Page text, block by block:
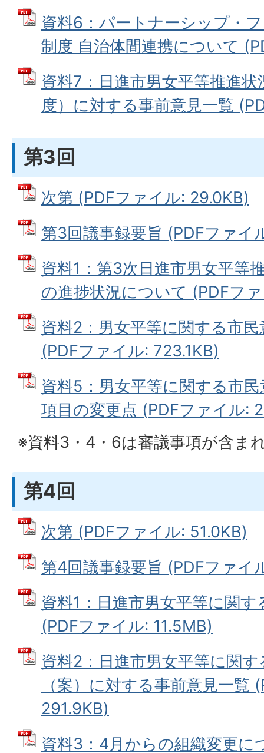
資料6：パートナーシップ・
制度 自治体間連携について
資料7：日進市男女平等推進
度）に対する事前意見一覧
第3回
次第 (PDFファイル: 29.0KB)
第3回議事録要旨 (PDFファイ
資料1：第3次日進市男女平等
の進捗状況について (PDFフ
資料2：男女平等に関する市
(PDFファイル: 723.1KB)
資料5：男女平等に関する市
項目の変更点 (PDFファイル:
※資料3・4・6は審議事項が含ま
第4回
次第 (PDFファイル: 51.0KB)
第4回議事録要旨 (PDFファイ
資料1：日進市男女平等に関
(PDFファイル: 11.5MB)
資料2：日進市男女平等に関
（案）に対する事前意見一覧
291.9KB)
資料3：4月からの組織変更に